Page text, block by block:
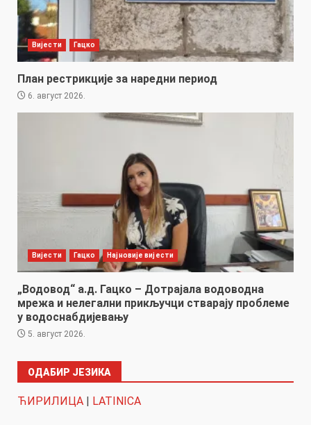
Вијести Гацко
План рестрикције за наредни период
6. август 2026.
Вијести Гацко Најновије вијести
„Водовод“ а.д. Гацко – Дотрајала водоводна
мрежа и нелегални прикључци стварају проблеме
у водоснабдијевању
5. август 2026.
ОДАБИР ЈЕЗИКА
ЋИРИЛИЦА LATINICA